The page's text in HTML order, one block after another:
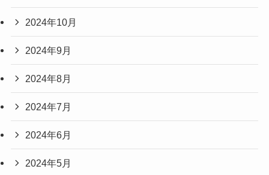
2024年10月
2024年9月
2024年8月
2024年7月
2024年6月
2024年5月